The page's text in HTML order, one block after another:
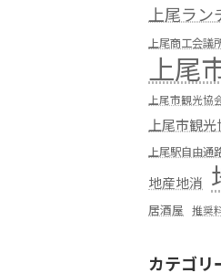
上尾ラン
上尾商工会議
上尾
上尾市観光協
上尾市観
上尾駅自由通
地産地消
居酒屋 推奨
カテゴリ